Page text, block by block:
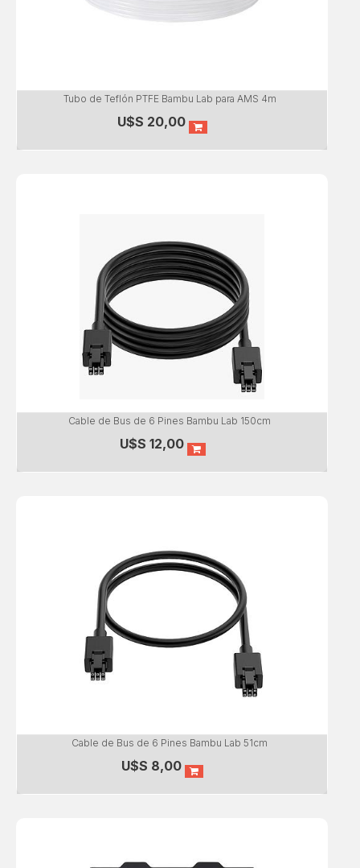
Tubo de Teflón PTFE Bambu Lab para AMS 4m
U$S 20,00
Cable de Bus de 6 Pines Bambu Lab 150cm
U$S 12,00
Cable de Bus de 6 Pines Bambu Lab 51cm
U$S 8,00